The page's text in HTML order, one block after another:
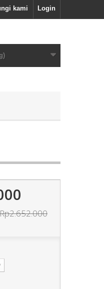
Login
kami
Rp2.652.000